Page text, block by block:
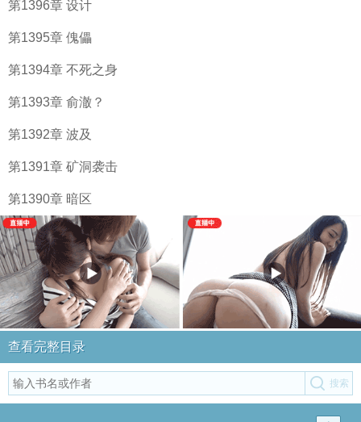
第1396章 设计
第1395章 傀儡
第1394章 不死之身
第1393章 俞澈？
第1392章 波及
第1391章 矿洞袭击
第1390章 暗区
查看完整目录